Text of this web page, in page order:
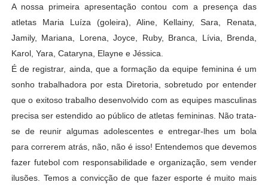
A nossa primeira apresentação contou com a presença das
atletas Maria Luíza (goleira), Aline, Kellainy, Sara, Renata,
Jamily, Mariana, Lorena, Joyce, Ruby, Branca, Lívia, Brenda,
Karol, Yara, Cataryna, Elayne e Jéssica.
É de registrar, ainda, que a formação da equipe feminina é um
sonho trabalhadora por esta Diretoria, sobretudo por entender
que o exitoso trabalho desenvolvido com as equipes masculinas
precisa ser estendido ao público de atletas femininas. Não trata-
se de reunir algumas adolescentes e entregar-lhes um bola
para correrem atrás, não, não é isso! Entendemos que devemos
fazer futebol com responsabilidade e organização, sem vender
ilusões. Temos a convicção de que fazer esporte é muito mais